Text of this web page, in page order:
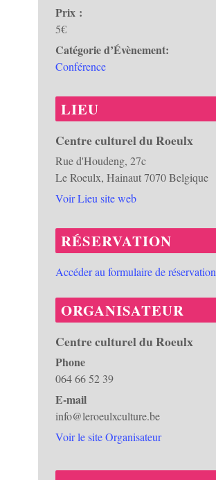
Prix :
5€
Catégorie d’Évènement:
Conférence
LIEU
Centre culturel du Roeulx
Rue d'Houdeng, 27c
Le Roeulx, Hainaut7070Belgique
Voir Lieu site web
RÉSERVATION
Accéder au formulaire de réservation
ORGANISATEUR
Centre culturel du Roeulx
Phone
064 66 52 39
E-mail
info@leroeulxculture.be
Voir le site Organisateur